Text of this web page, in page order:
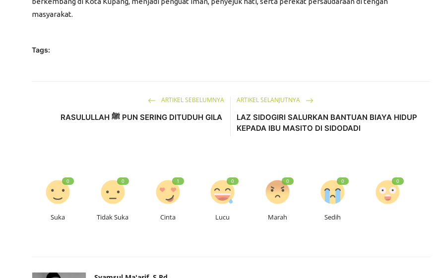
masyarakat.
Tags:
ARTIKEL SEBELUMNYA
RASULULLAH ﷺ PUN SERING DITUDUH GILA
ARTIKEL SELANJUTNYA
LAZ SIDOGIRI SALURKAN BANTUAN BIAYA HIDUP
KEPADA IBU MASITO DI SIDODADI
0
Suka
0
Tidak Suka
1
Cinta
0
Lucu
0
Marah
0
Sedih
0